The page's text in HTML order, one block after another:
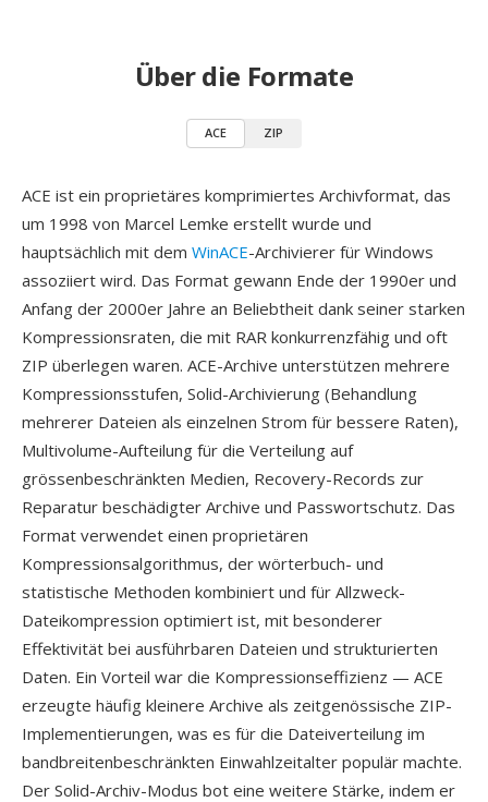
Über die Formate
ACE ZIP
ACE ist ein proprietäres komprimiertes Archivformat, das
um 1998 von Marcel Lemke erstellt wurde und
hauptsächlich mit dem WinACE-Archivierer für Windows
assoziiert wird. Das Format gewann Ende der 1990er und
Anfang der 2000er Jahre an Beliebtheit dank seiner starken
Kompressionsraten, die mit RAR konkurrenzfähig und oft
ZIP überlegen waren. ACE-Archive unterstützen mehrere
Kompressionsstufen, Solid-Archivierung (Behandlung
mehrerer Dateien als einzelnen Strom für bessere Raten),
Multivolume-Aufteilung für die Verteilung auf
grössenbeschränkten Medien, Recovery-Records zur
Reparatur beschädigter Archive und Passwortschutz. Das
Format verwendet einen proprietären
Kompressionsalgorithmus, der wörterbuch- und
statistische Methoden kombiniert und für Allzweck-
Dateikompression optimiert ist, mit besonderer
Effektivität bei ausführbaren Dateien und strukturierten
Daten. Ein Vorteil war die Kompressionseffizienz — ACE
erzeugte häufig kleinere Archive als zeitgenössische ZIP-
Implementierungen, was es für die Dateiverteilung im
bandbreitenbeschränkten Einwahlzeitalter populär machte.
Der Solid-Archiv-Modus bot eine weitere Stärke, indem er